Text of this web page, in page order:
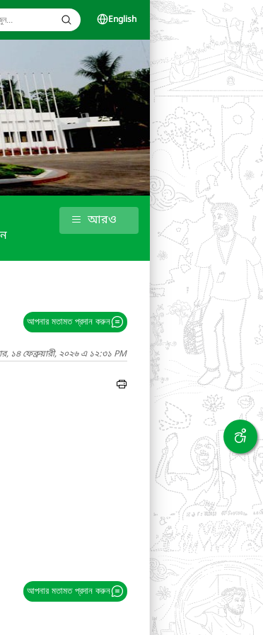
English
আরও
আপনার মতামত প্রদান করুন
১৪ ফেব্রুয়ারী, ২০২৬ এ ১২:৩১ PM
আপনার মতামত প্রদান করুন